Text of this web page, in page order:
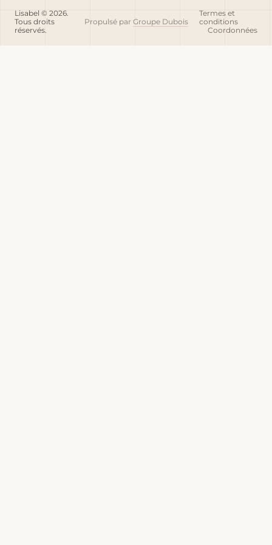
Lisabel © 2026.
Tous droits
réservés.
Propulsé par Groupe Dubois
Termes et
conditions
Coordonnées